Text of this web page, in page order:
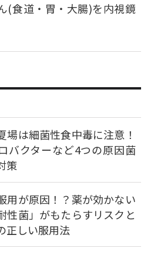
(食道・胃・大腸)を内視鏡
場は細菌性食中毒に注意！
バクターなど4つの原因菌
策
用が原因！？薬が効かない
性菌」がもたらすリスクと
正しい服用法